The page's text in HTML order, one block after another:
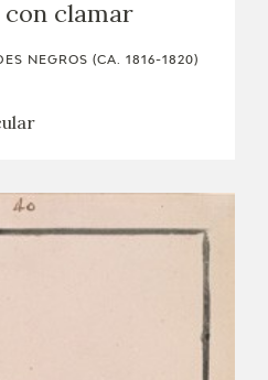
con clamar
NEGROS (CA. 1816-1820)